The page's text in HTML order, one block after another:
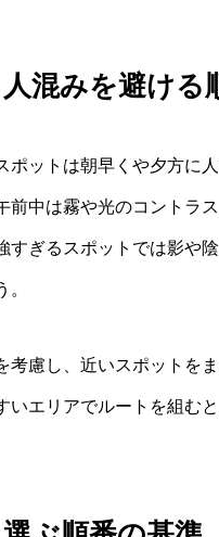
混みを避ける
ポットは朝早くや夕方に
前中は霧や光のコントラ
すぎるスポットでは影や
考慮し、近いスポットを
いエリアでルートを組む